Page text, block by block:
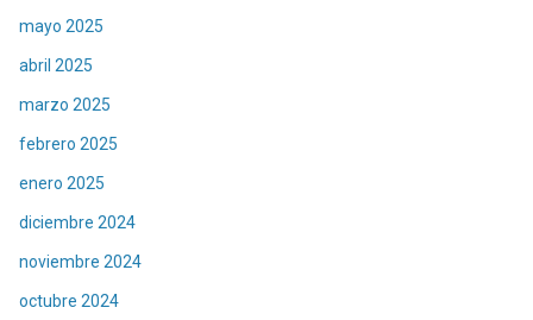
mayo 2025
abril 2025
marzo 2025
febrero 2025
enero 2025
diciembre 2024
noviembre 2024
octubre 2024